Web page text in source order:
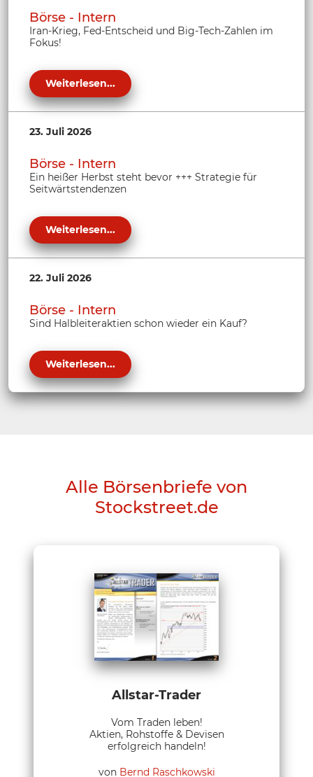
Börse - Intern
Iran-Krieg, Fed-Entscheid und Big-Tech-Zahlen im
Fokus!
Weiterlesen...
23. Juli 2026
Börse - Intern
Ein heißer Herbst steht bevor +++ Strategie für
Seitwärtstendenzen
Weiterlesen...
22. Juli 2026
Börse - Intern
Sind Halbleiteraktien schon wieder ein Kauf?
Weiterlesen...
Alle Börsenbriefe von
Stockstreet.de
Allstar-Trader
Vom Traden leben!
Aktien, Rohstoffe & Devisen
erfolgreich handeln!
von Bernd Raschkowski